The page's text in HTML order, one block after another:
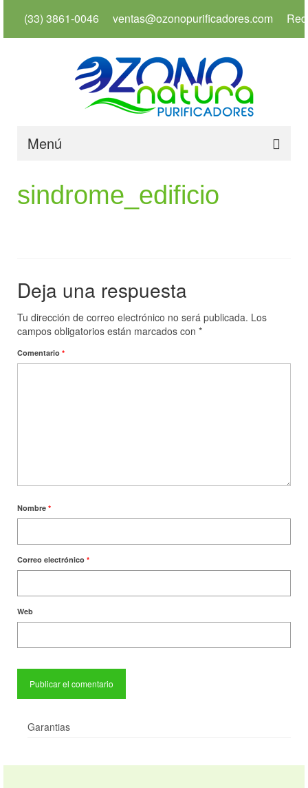
(33) 3861-0046 ventas@ozonopurificadores.com
Menú
Usos
Tienda
Tips de Ozono
sindrome_edificio
Deja una respuesta
Tu dirección de correo electrónico no será publicada. Los
campos obligatorios están marcados con *
Comentario *
Nombre *
Correo electrónico *
Web
Garantias